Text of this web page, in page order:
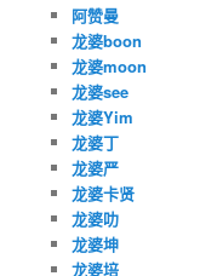
阿赞曼
龙婆boon
龙婆moon
龙婆see
龙婆Yim
龙婆丁
龙婆严
龙婆卡贤
龙婆叻
龙婆坤
龙婆培